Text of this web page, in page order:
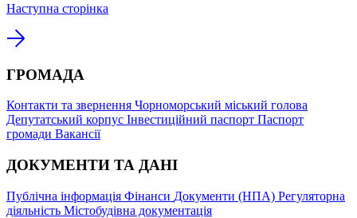
Наступна сторінка
ГРОМАДА
Контакти та звернення Чорноморський міський голова
Депутатський корпус Інвестиційний паспорт Паспорт
громади Вакансії
ДОКУМЕНТИ ТА ДАНІ
Публічна інформація Фінанси Документи (НПА) Регуляторна
діяльність Містобудівна документація